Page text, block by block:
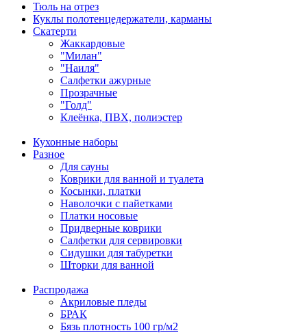
Тюль на отрез
Куклы полотенцедержатели, карманы
Скатерти
Жаккардовые
"Милан"
"Наиля"
Салфетки ажурные
Прозрачные
"Голд"
Клеёнка, ПВХ, полиэстер
Кухонные наборы
Разное
Для сауны
Коврики для ванной и туалета
Косынки, платки
Наволочки с пайетками
Платки носовые
Придверные коврики
Салфетки для сервировки
Сидушки для табуретки
Шторки для ванной
Распродажа
Акриловые пледы
БРАК
Бязь плотность 100 гр/м2